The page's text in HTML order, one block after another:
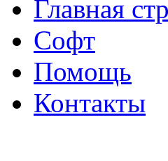
Главная
Софт
Помощь
Контакты